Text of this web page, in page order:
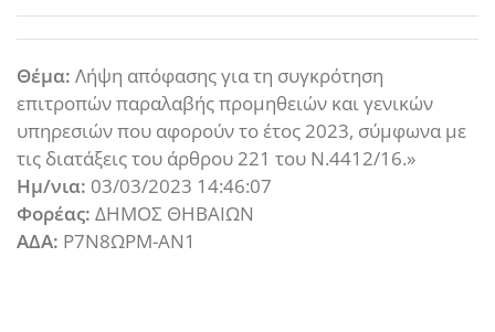
Θέμα: Λήψη απόφασης για τη συγκρότηση
επιτροπών παραλαβής προμηθειών και γενικών
υπηρεσιών που αφορούν το έτος 2023, σύμφωνα με
τις διατάξεις του άρθρου 221 του Ν.4412/16.»
Ημ/νια: 03/03/2023 14:46:07
Φορέας: ΔΗΜΟΣ ΘΗΒΑΙΩΝ
ΑΔΑ: Ρ7Ν8ΩΡΜ-ΑΝ1